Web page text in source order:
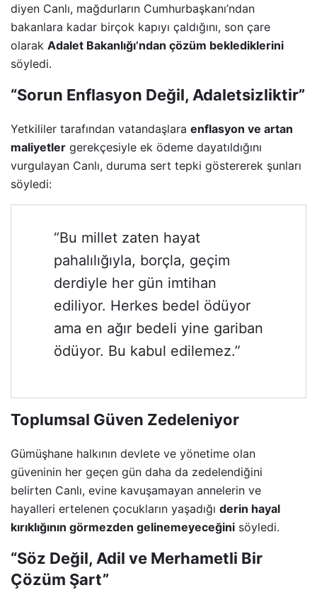
diyen Canlı, mağdurların Cumhurbaşkanı’ndan
bakanlara kadar birçok kapıyı çaldığını, son çare
olarak Adalet Bakanlığı’ndan çözüm beklediklerini
söyledi.
“Sorun Enflasyon Değil, Adaletsizliktir”
Yetkililer tarafından vatandaşlara enflasyon ve artan
maliyetler gerekçesiyle ek ödeme dayatıldığını
vurgulayan Canlı, duruma sert tepki göstererek şunları
söyledi:
“Bu millet zaten hayat
pahalılığıyla, borçla, geçim
derdiyle her gün imtihan
ediliyor. Herkes bedel ödüyor
ama en ağır bedeli yine gariban
ödüyor. Bu kabul edilemez.”
Toplumsal Güven Zedeleniyor
Gümüşhane halkının devlete ve yönetime olan
güveninin her geçen gün daha da zedelendiğini
belirten Canlı, evine kavuşamayan annelerin ve
hayalleri ertelenen çocukların yaşadığı derin hayal
kırıklığının görmezden gelinemeyeceğini söyledi.
“Söz Değil, Adil ve Merhametli Bir
Çözüm Şart”